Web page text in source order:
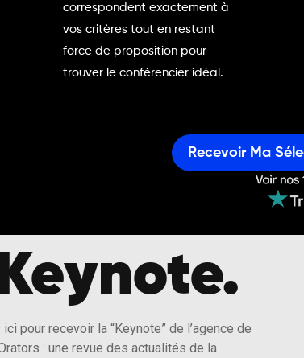
correspondent exactement à
vos critères tout en restant
force de proposition pour
trouver le conférencier idéal.
Recevoir Ma
pour recevoir la “Keynote” de l’agence de
: une revue des actualités de la